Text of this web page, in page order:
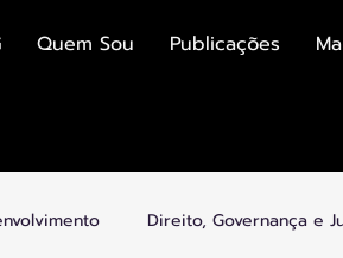
Quem Sou Publicações
Direito, Governança e